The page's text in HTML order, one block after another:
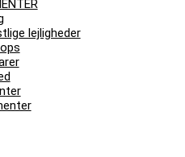
lejligheder